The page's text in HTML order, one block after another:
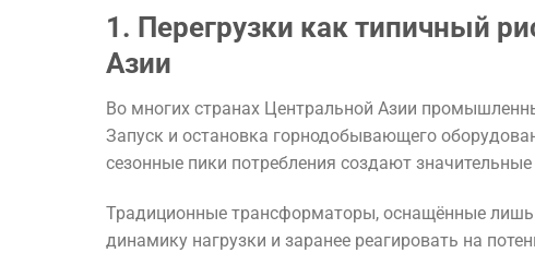
1. Перегрузки как типичный
Азии
Во многих странах Центральной Азии
Запуск и остановка горнодобывающего
сезонные пики потребления создают
Традиционные трансформаторы, оснащённые
динамику нагрузки и заранее реагировать на